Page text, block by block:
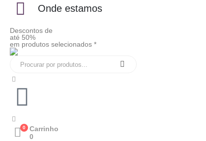
Onde estamos
Descontos de
até 50%
em produtos selecionados *
0
Carrinho
0